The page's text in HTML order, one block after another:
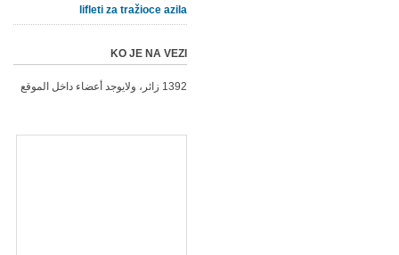
lifleti za tražioce azila
KO JE NA VEZI
1392 زائر، ولايوجد أعضاء داخل الموقع